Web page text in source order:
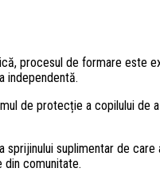
procesul de formare
independentă.
de protecție a copilului de
suplimentar de
comunitate.